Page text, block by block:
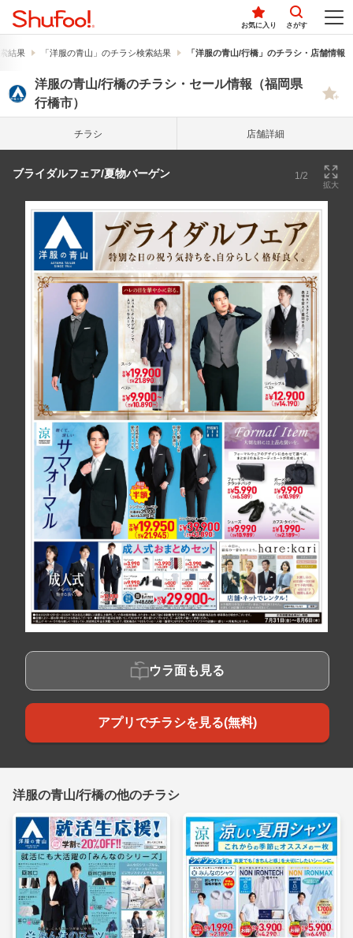
お気に入り さがす
結果 「洋服の青山」のチラシ検索結果 「洋服の青山/行橋」のチラシ・店舗情報
洋服の青山/行橋のチラシ・セール情報（福岡県
行橋市）
チラシ 店舗詳細
ブライダルフェア/夏物バーゲン 1/2
拡大
ウラ面も見る
アプリでチラシを見る(無料)
洋服の青山/行橋の他のチラシ